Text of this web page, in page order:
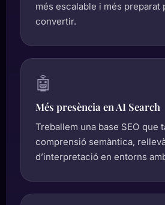
més escalable i més preparat
convertir.
🤖
Més presència en AI Search
Treballem una base SEO que
comprensió semàntica,
d’interpretació en entorns